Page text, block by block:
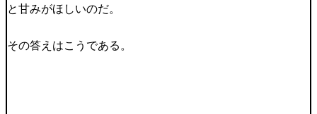
と甘みがほしいのだ。
その答えはこうである。